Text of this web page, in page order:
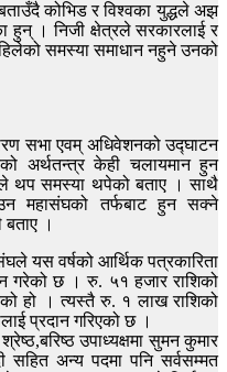
कोभिड र विश्वका युद्धले अझ
। निजी क्षेत्रले सरकारलाई र
समस्या समाधान नहुने उनको
सभा एवम् अधिवेशनको उद्घाटन
अर्थतन्त्र केही चलायमान हुन
थप समस्या थपेको बताए । साथै
महासंघको तर्फबाट हुन सक्ने
।
यस वर्षको आर्थिक पत्रकारिता
गरेको छ । रु. ५१ हजार राशिको
हो । त्यस्तै रु. १ लाख राशिको
प्रदान गरिएको छ ।
उपाध्यक्षमा सुमन कुमार
सहित अन्य पदमा पनि सर्वसम्मत